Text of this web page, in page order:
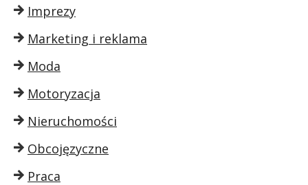
Imprezy
Marketing i reklama
Moda
Motoryzacja
Nieruchomości
Obcojęzyczne
Praca